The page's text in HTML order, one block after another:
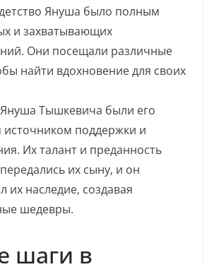
Януша было полным
и захватывающих
Они посещали различные
найти вдохновение для своих
Тышкевича были его
поддержки и
Их талант и преданность
передались их сыну, и он
их наследие, создавая
шедевры.
шаги в